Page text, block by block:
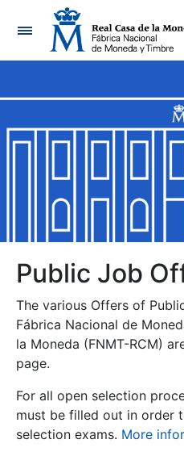
Navigation
Show/Hide
Show/Hide
Show/Hide
Show/Hide
Show/Hide
Public Job
The various Offers of
Fábrica Nacional de
la Moneda (FNMT-RCM)
page.
For all open selection
must be filled out in order
selection exams. More